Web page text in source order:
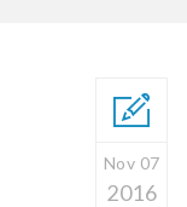
Nov 07
2016